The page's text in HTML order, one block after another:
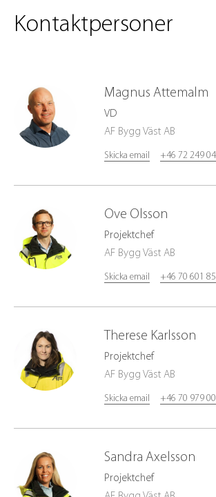
Kontaktpersoner
Magnus Attemalm
VD
AF Bygg Väst AB
Skicka email +46 72 249
Ove Olsson
Projektchef
AF Bygg Väst AB
Skicka email +46 70 601
Therese Karlsson
Projektchef
AF Bygg Väst AB
Skicka email +46 70 979
Sandra Axelsson
Projektchef